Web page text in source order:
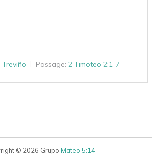
Treviño Passage: 2 Timoteo 2:1-7
© 2026 Grupo Mateo 5:14